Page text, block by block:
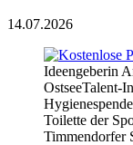
14.07.2026
Ideengeberin
OstseeTalent-
Toilette der
Timmendorfer